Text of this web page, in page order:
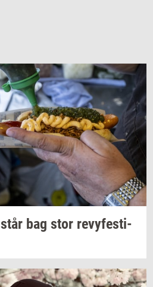
står bag stor revy­festi­